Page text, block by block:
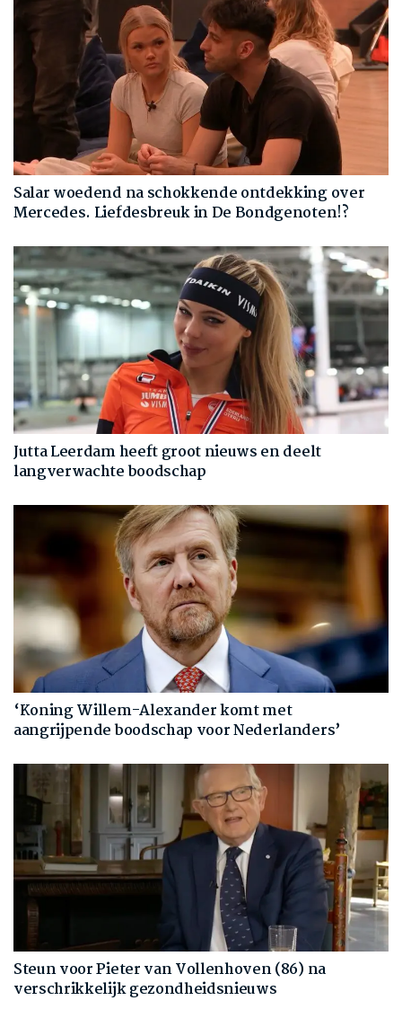
Salar woedend na schokkende ontdekking over
Mercedes. Liefdesbreuk in De Bondgenoten!?
Jutta Leerdam heeft groot nieuws en deelt
langverwachte boodschap
‘Koning Willem-Alexander komt met
aangrijpende boodschap voor Nederlanders’
Steun voor Pieter van Vollenhoven (86) na
verschrikkelijk gezondheidsnieuws